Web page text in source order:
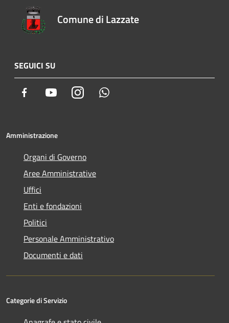
Comune di Lazzate
SEGUICI SU
Facebook YoutubeInstagram
Amministrazione
Organi di Governo
Aree Amministrative
Uffici
Enti e fondazioni
Politici
Personale Amministrativo
Documenti e dati
Categorie di Servizio